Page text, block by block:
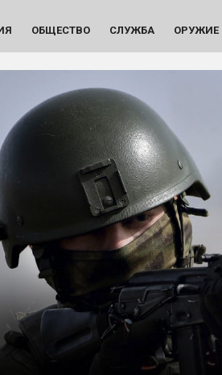
ОБЩЕСТВО СЛУЖБА ОРУЖИЕ